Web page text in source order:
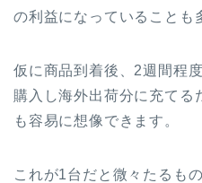
の利益になっていることも
仮に商品到着後、2週間程
購入し海外出荷分に充てる
も容易に想像できます。
これが1台だと微々たるも